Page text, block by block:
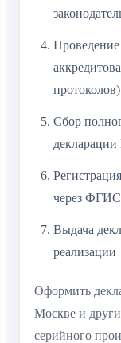
протоколов)
Сбор
через ФГИС
Выдача
реализации
Оформить
Москве и
серийного